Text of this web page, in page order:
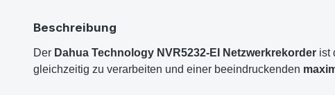
Beschreibung
Der Dahua Technology NVR5232-EI Netzwerkrekorder ist
gleichzeitig zu verarbeiten und einer beeindruckenden